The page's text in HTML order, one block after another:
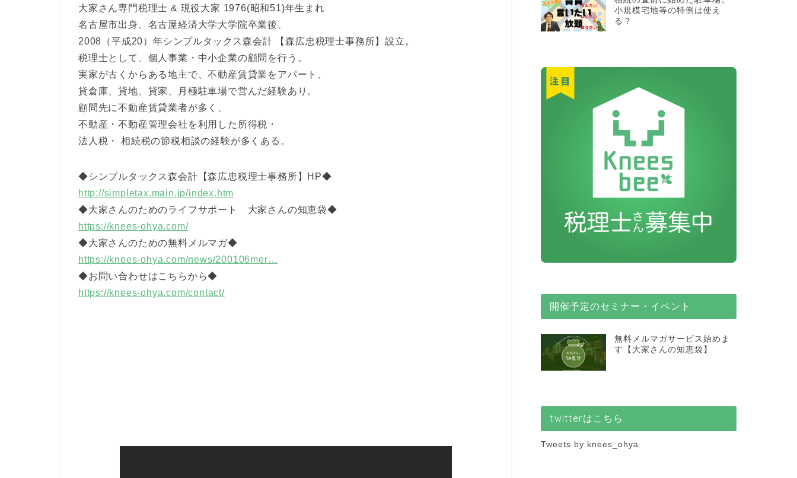
大家さん専門税理士 & 現役大家 1976(昭和51)年生まれ
名古屋市出身、名古屋経済大学大学院卒業後、
2008（平成20）年シンプルタックス森会計 【森広忠税理士事務所】設立。
税理士として、個人事業・中小企業の顧問を行う。
実家が古くからある地主で、不動産賃貸業をアパート、
貸倉庫、貸地、貸家、月極駐車場で営んだ経験あり。
顧問先に不動産賃貸業者が多く、
不動産・不動産管理会社を利用した所得税・
法人税・ 相続税の節税相談の経験が多くある。
◆シンプルタックス森会計【森広忠税理士事務所】HP◆
http://simpletax.main.jp/index.htm
◆大家さんのためのライフサポート 大家さんの知恵袋◆
https://knees-ohya.com/
◆大家さんのための無料メルマガ◆
https://knees-ohya.com/news/200106mer…
◆お問い合わせはこちらから◆
https://knees-ohya.com/contact/
小規模宅地等の特例は使え
る？
開催予定のセミナー・イベント
無料メルマガサービス始めま
す【大家さんの知恵袋】
twitterはこちら
Tweets by knees_ohya